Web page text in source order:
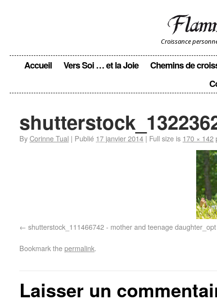
Croissance
Accueil Vers Soi … et la Joie
Chemins de
ByCorinne Tual | Publié 17 janvier 2014 | Full size is 170 × 142
shutterstock_111466742 - mother and teenage daughter_opt
Bookmark thepermalink.
Laisser un